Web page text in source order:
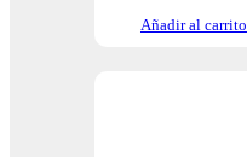
Añadir al carrito